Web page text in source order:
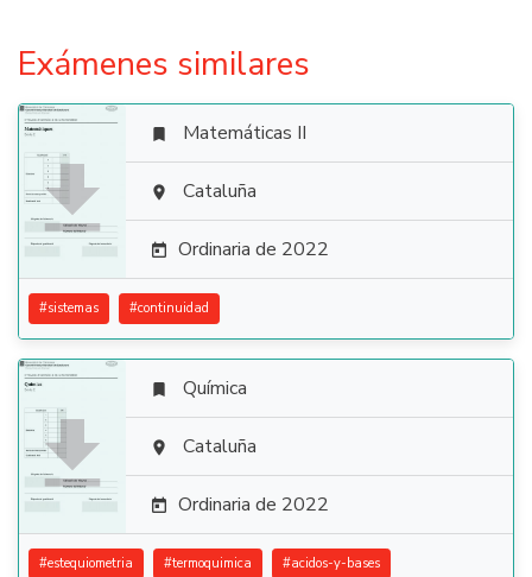
Exámenes similares

 Matemáticas II
 Cataluña
 Ordinaria de 2022
#sistemas #continuidad

 Química
 Cataluña
 Ordinaria de 2022
#estequiometria #termoquimica #acidos-y-bases